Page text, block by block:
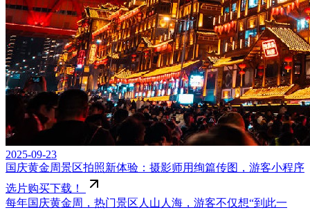
2025-09-23
国庆黄金周景区拍照新体验：摄影师用绚篇传图，游客小程序
选片购买下载！
每年国庆黄金周，热门景区人山人海，游客不仅想“到此一